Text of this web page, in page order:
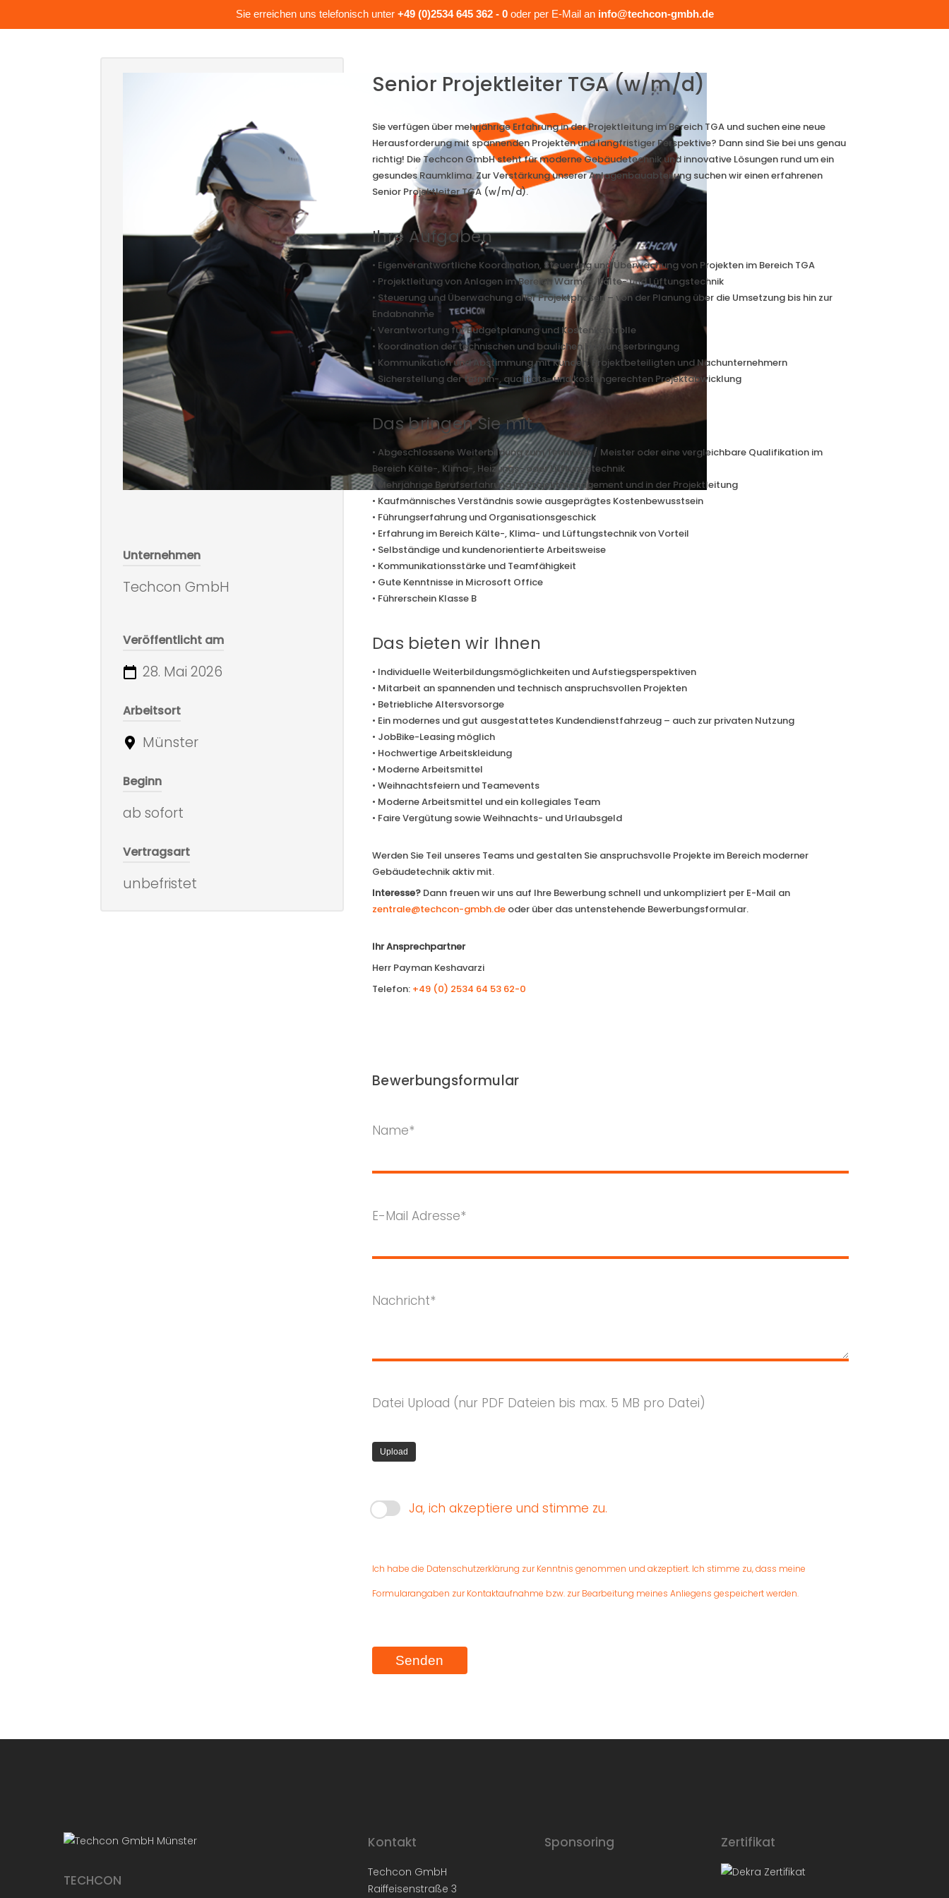
Sie erreichen uns telefonisch unter +49 (0)2534 645 362 - 0 oder per E-Mail an info@techcon-gmbh.de
Hit enter to search or ESC to close
Unternehmen
Techcon GmbH
Veröffentlicht am
28. Mai 2026
Arbeitsort
Münster
Beginn
ab sofort
Vertragsart
unbefristet
Senior Projektleiter TGA (w/m/d)
Sie verfügen über mehrjährige Erfahrung in der Projektleitung im Bereich TGA und suchen eine neue
Herausforderung mit spannenden Projekten und langfristiger Perspektive? Dann sind Sie bei uns genau
richtig! Die Techcon GmbH steht für moderne Gebäudetechnik und innovative Lösungen rund um ein
gesundes Raumklima. Zur Verstärkung unserer Anlagenbauabteilung suchen wir einen erfahrenen
Senior Projektleiter TGA (w/m/d).
Ihre Aufgaben
• Eigenverantwortliche Koordination, Steuerung und Überwachung von Projekten im Bereich TGA
• Projektleitung von Anlagen im Bereich Wärme-, Kälte- und Lüftungstechnik
• Steuerung und Überwachung aller Projektphasen – von der Planung über die Umsetzung bis hin zur
Endabnahme
• Verantwortung für Budgetplanung und Kostenkontrolle
• Koordination der technischen und baulichen Leistungserbringung
• Kommunikation und Abstimmung mit Kunden, Projektbeteiligten und Nachunternehmern
• Sicherstellung der termin-, qualitäts- und kostengerechten Projektabwicklung
Das bringen Sie mit
• Abgeschlossene Weiterbildung zum Techniker / Meister oder eine vergleichbare Qualifikation im
Bereich Kälte-, Klima-, Heizungs- oder Lüftungstechnik
• Mehrjährige Berufserfahrung im Projektmanagement und in der Projektleitung
• Kaufmännisches Verständnis sowie ausgeprägtes Kostenbewusstsein
• Führungserfahrung und Organisationsgeschick
• Erfahrung im Bereich Kälte-, Klima- und Lüftungstechnik von Vorteil
• Selbständige und kundenorientierte Arbeitsweise
• Kommunikationsstärke und Teamfähigkeit
• Gute Kenntnisse in Microsoft Office
• Führerschein Klasse B
Das bieten wir Ihnen
• Individuelle Weiterbildungsmöglichkeiten und Aufstiegsperspektiven
• Mitarbeit an spannenden und technisch anspruchsvollen Projekten
• Betriebliche Altersvorsorge
• Ein modernes und gut ausgestattetes Kundendienstfahrzeug – auch zur privaten Nutzung
• JobBike-Leasing möglich
• Hochwertige Arbeitskleidung
• Moderne Arbeitsmittel
• Weihnachtsfeiern und Teamevents
• Moderne Arbeitsmittel und ein kollegiales Team
• Faire Vergütung sowie Weihnachts- und Urlaubsgeld
Werden Sie Teil unseres Teams und gestalten Sie anspruchsvolle Projekte im Bereich moderner
Gebäudetechnik aktiv mit.
Interesse? Dann freuen wir uns auf Ihre Bewerbung schnell und unkompliziert per E-Mail an
zentrale@techcon-gmbh.de oder über das untenstehende Bewerbungsformular.
Ihr Ansprechpartner
Herr Payman Keshavarzi
Telefon: +49 (0) 2534 64 53 62-0
Bewerbungsformular
Name*
E-Mail Adresse*
Nachricht*
Datei Upload (nur PDF Dateien bis max. 5 MB pro Datei)
Ja, ich akzeptiere und stimme zu.
Ich habe die Datenschutzerklärung zur Kenntnis genommen und akzeptiert. Ich stimme zu, dass meine
Formularangaben zur Kontaktaufnahme bzw. zur Bearbeitung meines Anliegens gespeichert werden.
TECHCON
Kontakt
Techcon GmbH
Raiffeisenstraße 3
Sponsoring Zertifikat